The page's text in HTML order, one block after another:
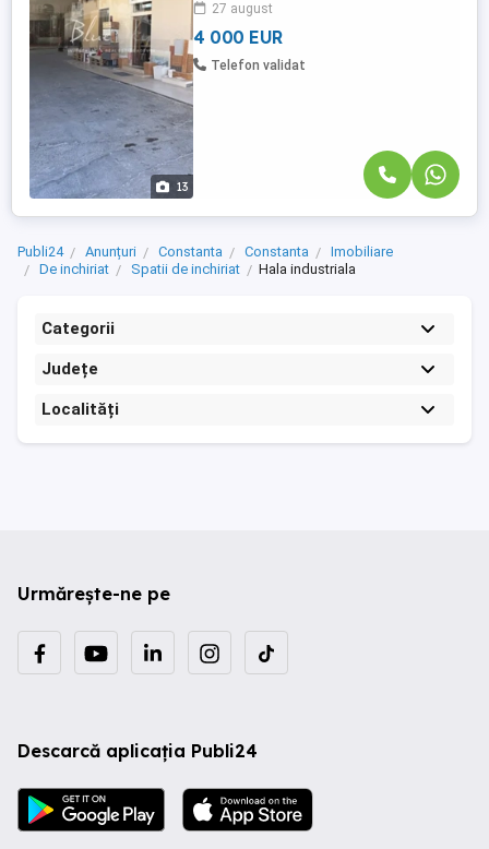
13
suprafață generoasă de 1094 mp, hala
dispune de toate caracteristicile esențiale
27 august
4 000 EUR
Telefon validat
Publi24 Anunțuri Constanta Constanta
Imobiliare
De inchiriat
Spatii de inchiriat Hala industriala
Categorii
Județe
Localități
Urmărește-ne pe
Descarcă aplicația Publi24